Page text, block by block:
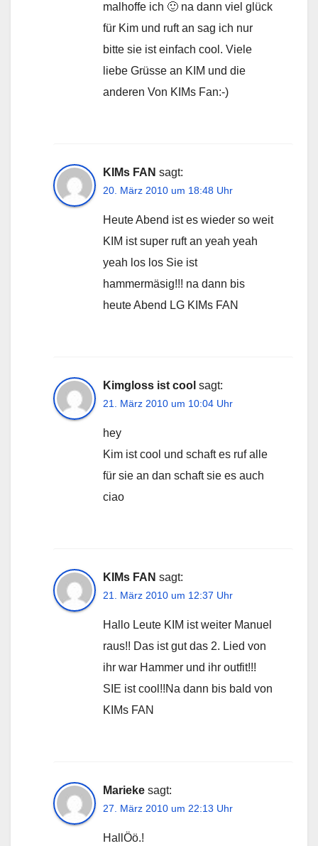
malhoffe ich 🙂 na dann viel glück
für Kim und ruft an sag ich nur
bitte sie ist einfach cool. Viele
liebe Grüsse an KIM und die
anderen Von KIMs Fan:-)
KIMs FAN sagt:
20. März 2010 um 18:48 Uhr
Heute Abend ist es wieder so weit
KIM ist super ruft an yeah yeah
yeah los los Sie ist
hammermäsig!!! na dann bis
heute Abend LG KIMs FAN
Kimgloss ist cool sagt:
21. März 2010 um 10:04 Uhr
hey
Kim ist cool und schaft es ruf alle
für sie an dan schaft sie es auch
ciao
KIMs FAN sagt:
21. März 2010 um 12:37 Uhr
Hallo Leute KIM ist weiter Manuel
raus!! Das ist gut das 2. Lied von
ihr war Hammer und ihr outfit!!!
SIE ist cool!!Na dann bis bald von
KIMs FAN
Marieke sagt:
27. März 2010 um 22:13 Uhr
HallÖö.!